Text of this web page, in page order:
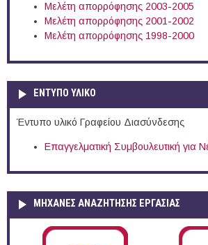
Μελέτη απορρόφησης 2003-2005
Μελέτη απορρόφησης 2001-2002
Μελέτη απορρόφησης 1998-2000
ΕΝΤΥΠΟ ΥΛΙΚΟ
Έντυπο υλικό Γραφείου Διασύνδεσης
Επαγγελματική Συμβουλευτική για
ΜΗΧΑΝΕΣ ΑΝΑΖΗΤΗΣΗΣ ΕΡΓΑΣΙΑΣ